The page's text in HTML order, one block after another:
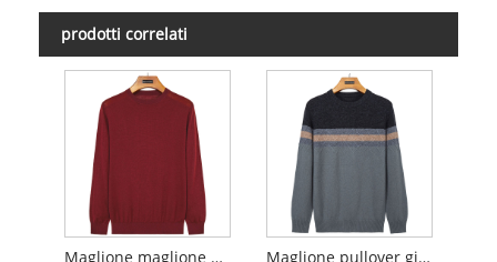
prodotti correlati
Maglione maglione girocollo Maglione pullover girocollo nero